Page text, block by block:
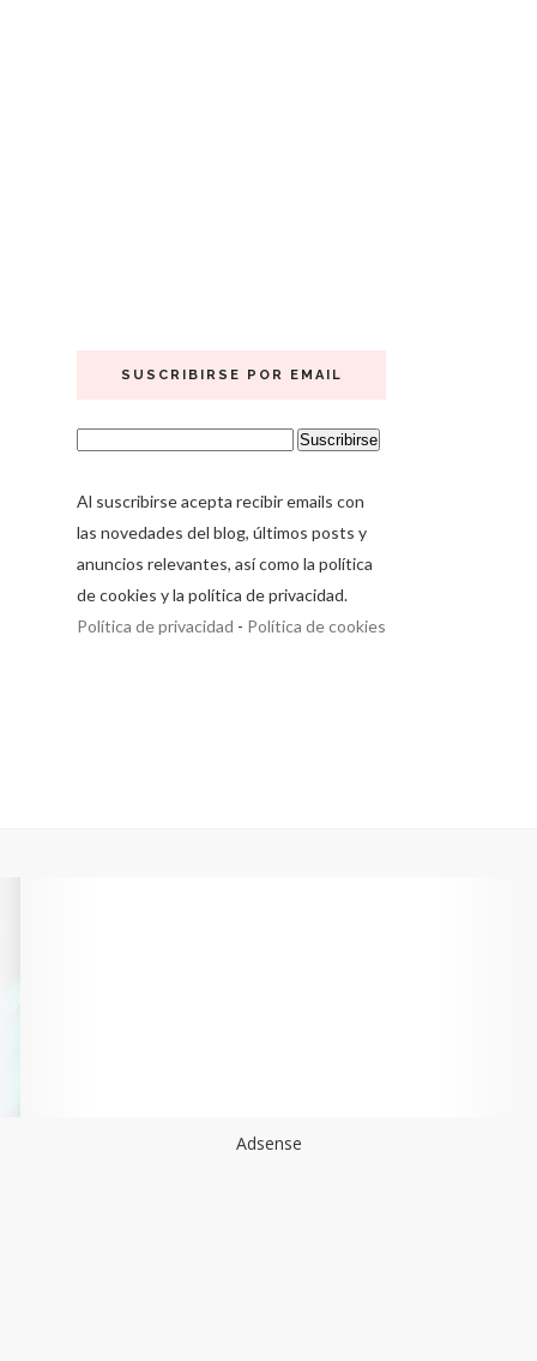
SUSCRIBIRSE POR EMAIL
Al suscribirse acepta recibir emails con
las novedades del blog, últimos posts y
anuncios relevantes, así como la política
de cookies y la política de privacidad.
Política de privacidad - Política de cookies
Adsense